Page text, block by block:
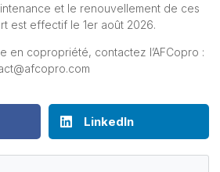
et le renouvellement de ces
est effectif le 1er août 2026.
en copropriété, contactez l’AFCopro :
LinkedIn